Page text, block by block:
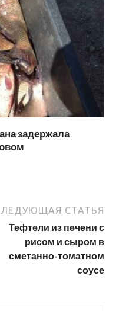
задержала
СТАТЬЯ
Тефтели из печени с
рисом и сыром в
сметанно-томатном
соусе